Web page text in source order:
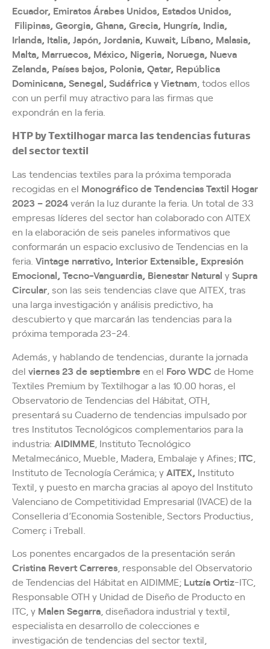
Ecuador, Emiratos Árabes Unidos, Estados Unidos,
Filipinas, Georgia, Ghana, Grecia, Hungría, India,
Irlanda, Italia, Japón, Jordania, Kuwait, Líbano, Malasia,
Malta, Marruecos, México, Nigeria, Noruega, Nueva
Zelanda, Países bajos, Polonia, Qatar, República
Dominicana, Senegal, Sudáfrica y Vietnam, todos ellos
con un perfil muy atractivo para las firmas que
expondrán en la feria.
HTP by Textilhogar marca las tendencias futuras
del sector textil
Las tendencias textiles para la próxima temporada
recogidas en el Monográfico de Tendencias Textil Hogar
2023 – 2024verán la luz durante la feria. Un total de 33
empresas líderes del sector han colaborado con AITEX
en la elaboración de seis paneles informativos que
conformarán un espacio exclusivo de Tendencias en la
feria. Vintage narrativo, Interior Extensible, Expresión
Emocional, Tecno-Vanguardia, Bienestar Natural ySupra
Circular , son las seis tendencias clave que AITEX, tras
una larga investigación y análisis predictivo, ha
descubierto y que marcarán las tendencias para la
próxima temporada 23-24.
Además, y hablando de tendencias, durante la jornada
del viernes 23 de septiembreen el Foro WDC de Home
Textiles Premium by Textilhogar a las 10.00 horas, el
Observatorio de Tendencias del Hábitat, OTH,
presentará su Cuaderno de tendencias impulsado por
tres Institutos Tecnológicos complementarios para la
industria: AIDIMME , Instituto Tecnológico
Metalmecánico, Mueble, Madera, Embalaje y Afines; ITC
Instituto de Tecnología Cerámica; yAITEX, Instituto
Textil, y puesto en marcha gracias al apoyo del Instituto
Valenciano de Competitividad Empresarial (IVACE) de la
Conselleria d’Economia Sostenible, Sectors Productius,
Comerç i Treball.
Los ponentes encargados de la presentación serán
Cristina Revert Carreres , responsable del Observatorio
de Tendencias del Hábitat en AIDIMME; Lutzía Ortiz-ITC,
Responsable OTH y Unidad de Diseño de Producto en
ITC, y Malen Segarra , diseñadora industrial y textil,
especialista en desarrollo de colecciones e
investigación de tendencias del sector textil,